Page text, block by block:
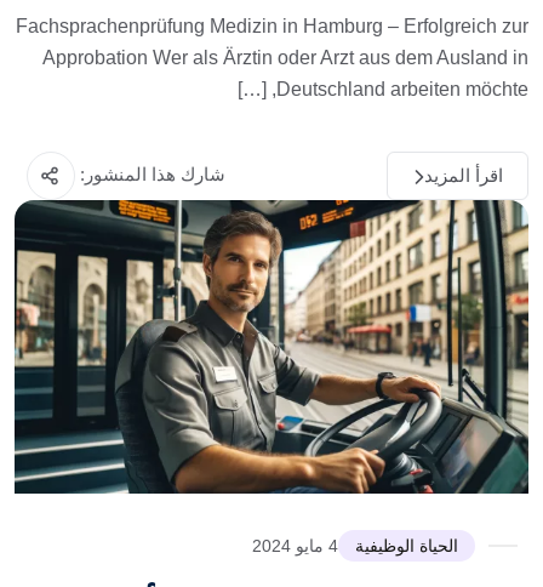
Fachsprachenprüfung Medizin in Hamburg – Erfolgreich zur
Approbation Wer als Ärztin oder Arzt aus dem Ausland in
Deutschland arbeiten möchte, […]
اقرأ المزيد شارك هذا المنشور:
الحياة الوظيفية 4 مايو 2024